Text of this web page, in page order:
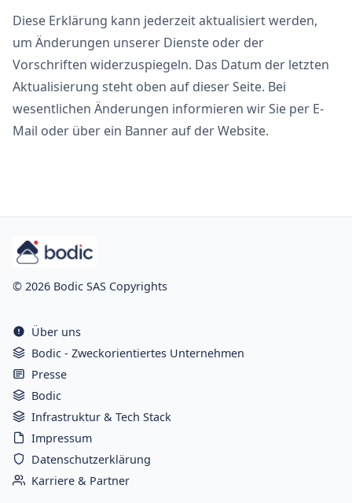
Diese Erklärung kann jederzeit aktualisiert werden,
um Änderungen unserer Dienste oder der
Vorschriften widerzuspiegeln. Das Datum der letzten
Aktualisierung steht oben auf dieser Seite. Bei
wesentlichen Änderungen informieren wir Sie per E-
Mail oder über ein Banner auf der Website.
© 2026 Bodic SAS Copyrights
Über uns
Bodic - Zweckorientiertes Unternehmen
Presse
Bodic
Infrastruktur & Tech Stack
Impressum
Datenschutzerklärung
Karriere & Partner